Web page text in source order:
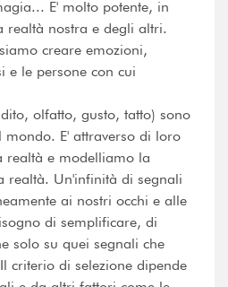
E' molto potente, in
realtà nostra e degli altri.
creare emozioni,
e le persone con cui
olfatto, gusto, tatto) sono
mondo. E' attraverso di loro
realtà e modelliamo la
realtà. Un'infinità di segnali
ai nostri occhi e alle
di semplificare, di
solo su quei segnali che
criterio di selezione dipende